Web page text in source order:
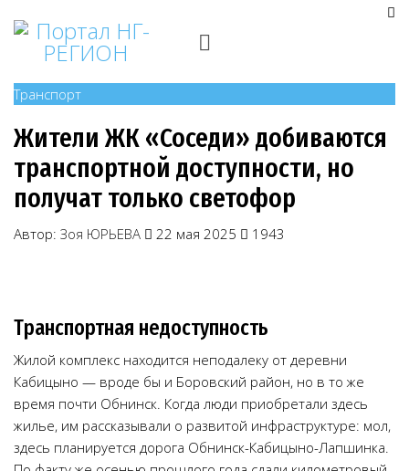
Транспорт
Жители ЖК «Соседи» добиваются
транспортной доступности, но
получат только светофор
Автор: Зоя ЮРЬЕВА 22 мая 2025 1943
Транспортная недоступность
Жилой комплекс находится неподалеку от деревни
Кабицыно — вроде бы и Боровский район, но в то же
время почти Обнинск. Когда люди приобретали здесь
жилье, им рассказывали о развитой инфраструктуре: мол,
здесь планируется дорога Обнинск-Кабицыно-Лапшинка.